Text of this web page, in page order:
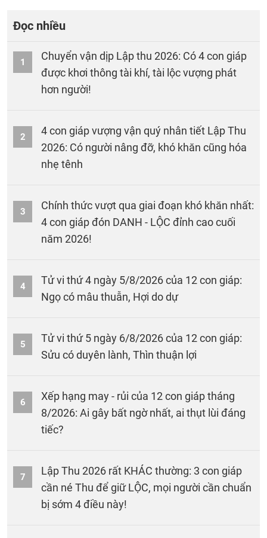
Đọc nhiều
1
Chuyển vận dịp Lập thu 2026: Có 4 con giáp
được khơi thông tài khí, tài lộc vượng phát
hơn người!
2
4 con giáp vượng vận quý nhân tiết Lập Thu
2026: Có người nâng đỡ, khó khăn cũng hóa
nhẹ tênh
3
Chính thức vượt qua giai đoạn khó khăn nhất:
4 con giáp đón DANH - LỘC đỉnh cao cuối
năm 2026!
4
Tử vi thứ 4 ngày 5/8/2026 của 12 con giáp:
Ngọ có mâu thuẫn, Hợi do dự
5
Tử vi thứ 5 ngày 6/8/2026 của 12 con giáp:
Sửu có duyên lành, Thìn thuận lợi
6
Xếp hạng may - rủi của 12 con giáp tháng
8/2026: Ai gây bất ngờ nhất, ai thụt lùi đáng
tiếc?
7
Lập Thu 2026 rất KHÁC thường: 3 con giáp
cần né Thu để giữ LỘC, mọi người cần chuẩn
bị sớm 4 điều này!